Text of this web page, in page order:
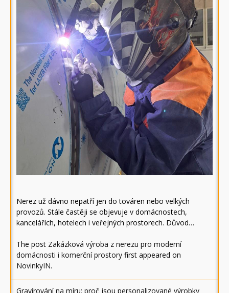
Nerez už dávno nepatří jen do továren nebo velkých
provozů. Stále častěji se objevuje v domácnostech,
kancelářích, hotelech i veřejných prostorech. Důvod…
The post Zakázková výroba z nerezu pro moderní
domácnosti i komerční prostory first appeared on
NovinkyIN.
Gravírování na míru: proč jsou personalizované výrobky